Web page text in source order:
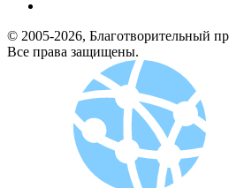
© 2005-2026, Благотворительный
Все права защищены.